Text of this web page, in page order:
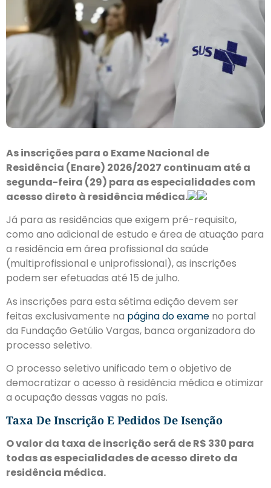
As inscrições para o Exame Nacional de
Residência (Enare) 2026/2027 continuam até a
segunda-feira (29) para as especialidades com
acesso direto à residência médica.
Já para as residências que exigem pré-requisito,
como ano adicional de estudo e área de atuação para
a residência em área profissional da saúde
(multiprofissional e uniprofissional), as inscrições
podem ser efetuadas até 15 de julho.
As inscrições para esta sétima edição devem ser
feitas exclusivamente na página do exame no portal
da Fundação Getúlio Vargas, banca organizadora do
processo seletivo.
O processo seletivo unificado tem o objetivo de
democratizar o acesso à residência médica e otimizar
a ocupação dessas vagas no país.
Taxa De Inscrição E Pedidos De Isenção
O valor da taxa de inscrição será de R$ 330 para
todas as especialidades de acesso direto da
residência médica.